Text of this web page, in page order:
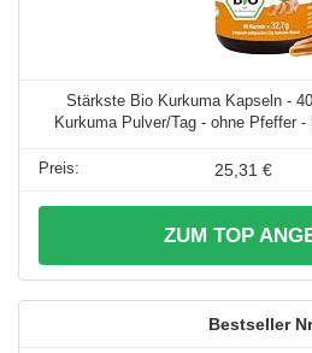
Stärkste Bio Kurkuma Kapseln -
Kurkuma Pulver/Tag - ohne Pfeffer -
25,31 €
ZUM TOP